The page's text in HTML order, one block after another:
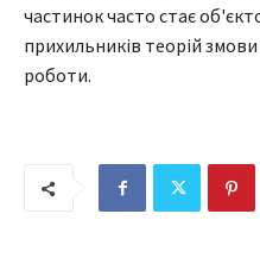
частинок часто стає
прихильників теорій
роботи.